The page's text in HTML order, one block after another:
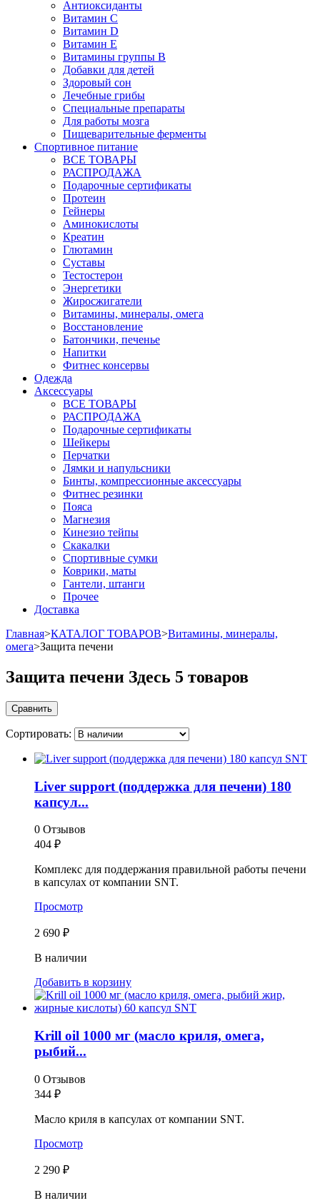
Антиоксиданты
Витамин С
Витамин D
Витамин Е
Витамины группы B
Добавки для детей
Здоровый сон
Лечебные грибы
Специальные препараты
Для работы мозга
Пищеварительные ферменты
Спортивное питание
ВСЕ ТОВАРЫ
РАСПРОДАЖА
Подарочные сертификаты
Протеин
Гейнеры
Аминокислоты
Креатин
Глютамин
Суставы
Тестостерон
Энергетики
Жиросжигатели
Витамины, минералы, омега
Восстановление
Батончики, печенье
Напитки
Фитнес консервы
Одежда
Аксессуары
ВСЕ ТОВАРЫ
РАСПРОДАЖА
Подарочные сертификаты
Шейкеры
Перчатки
Лямки и напульсники
Бинты, компрессионные аксессуары
Фитнес резинки
Пояса
Магнезия
Кинезио тейпы
Скакалки
Спортивные сумки
Коврики, маты
Гантели, штанги
Прочее
Доставка
Главная>КАТАЛОГ ТОВАРОВ>Витамины, минералы,
омега>Защита печени
Защита печени Здесь 5 товаров
Сортировать:
Liver support (поддержка для печени) 180
капсул...
0 Отзывов
404 ₽
Комплекс для поддержания правильной работы печени
в капсулах от компании SNT.
Просмотр
2 690 ₽
В наличии
Добавить в корзину
Krill oil 1000 мг (масло криля, омега,
рыбий...
0 Отзывов
344 ₽
Масло криля в капсулах от компании SNT.
Просмотр
2 290 ₽
В наличии